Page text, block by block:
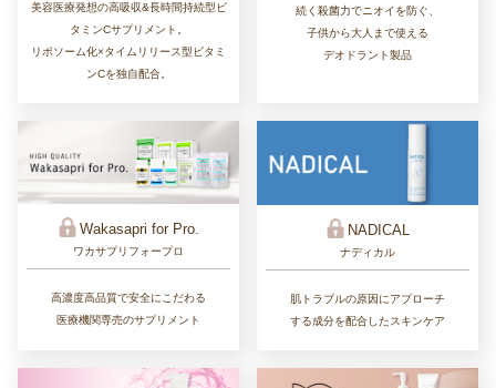
美容医療発想の高吸収&長時間持続型ビ
タミンCサプリメント。
リポソーム化×タイムリリース型ビタミ
ンCを独自配合。
続く殺菌力でニオイを防ぐ、
子供から大人まで使える
デオドラント製品
Wakasapri for Pro.
ワカサプリフォープロ
高濃度高品質で安全にこだわる
医療機関専売のサプリメント
NADICAL
ナディカル
肌トラブルの原因にアプローチ
する成分を配合したスキンケア